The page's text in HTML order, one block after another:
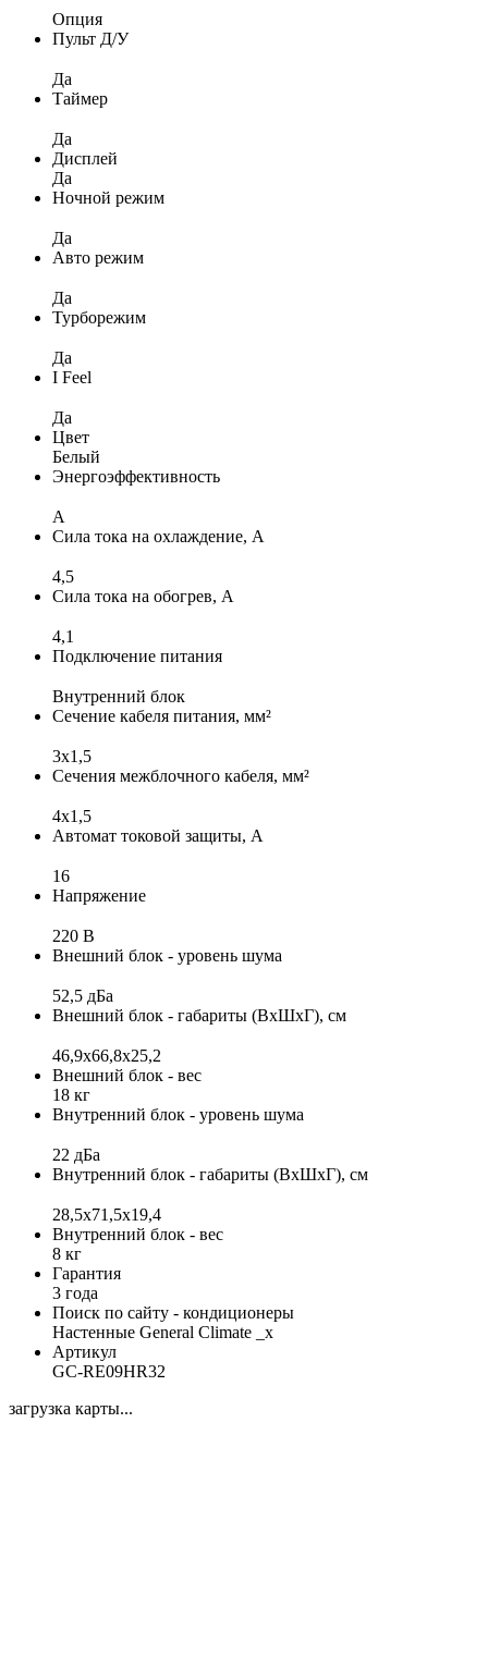
Опция
Пульт Д/У
Да
Таймер
Да
Дисплей
Да
Ночной режим
Да
Авто режим
Да
Турборежим
Да
I Feel
Да
Цвет
Белый
Энергоэффективность
A
Сила тока на охлаждение, А
4,5
Сила тока на обогрев, А
4,1
Подключение питания
Внутренний блок
Сечение кабеля питания, мм²
3x1,5
Сечения межблочного кабеля, мм²
4х1,5
Автомат токовой защиты, А
16
Напряжение
220 В
Внешний блок - уровень шума
52,5 дБа
Внешний блок - габариты (ВхШхГ), см
46,9x66,8x25,2
Внешний блок - вес
18 кг
Внутренний блок - уровень шума
22 дБа
Внутренний блок - габариты (ВхШхГ), см
28,5х71,5x19,4
Внутренний блок - вес
8 кг
Гарантия
3 года
Поиск по сайту - кондиционеры
Настенные General Climate _x
Артикул
GC-RE09HR32
загрузка карты...